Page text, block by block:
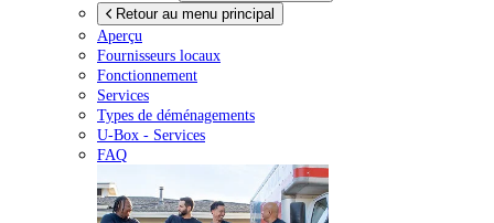
Retour au menu principal
Aperçu
Fournisseurs locaux
Fonctionnement
Services
Types de déménagements
U-Box - Services
FAQ